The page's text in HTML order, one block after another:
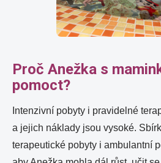
Proč Anežka s
pomoct?
Intenzivní pobyty i pravidelné
a jejich náklady jsou vysoké.
terapeutické pobyty i ambulantní